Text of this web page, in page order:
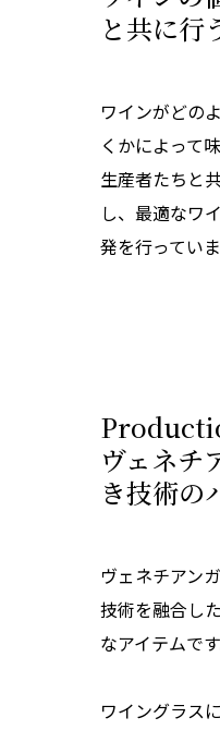
と共に行
ワインがどの
くかによって
生産者たちと
し、最適なワ
発を行っていま
ヴェネチ
き技術の
ヴェネチアン
技術を融合し
なアイテムです
ワイングラス